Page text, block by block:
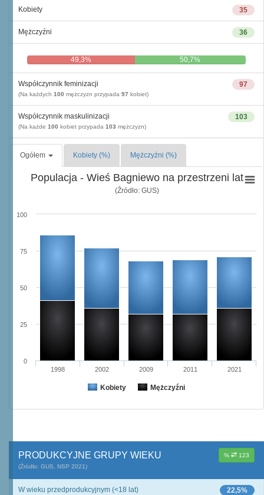
35
Kobiety
36
Mężczyźni
49,3% 50,7%
97
Współczynnik feminizacji
(Na każdych 100 mężczyzn przypada 97 kobiet)
103
Współczynnik maskulinizacji
(Na każde 100 kobiet przypada 103 mężczyzn)
Ogółem Kobiety (%) Mężczyźni (%)
Populacja - Wieś Bagniewo na przestrzeni lat
(Źródło: GUS)
Kobiety Mężczyźni
1998 2002 2009 2011 2021
0
25
50
75
100
% 123
PRODUKCYJNE GRUPY WIEKU
(Źródło: GUS, NSP 2021)
22,5%
W wieku przedprodukcyjnym (<18 lat)